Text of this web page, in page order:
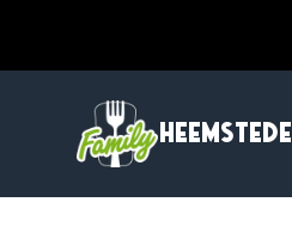
HEEMSTEDE